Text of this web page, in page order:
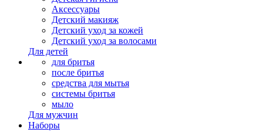
Аксессуары
Детский макияж
Детский уход за кожей
Детский уход за волосами
Для детей
для бритья
после бритья
средства для мытья
системы бритья
мыло
Для мужчин
Наборы